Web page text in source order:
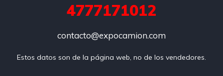
4777171012
contacto@expocamion.com
Estos datos son de la página web, no de los vendedores.